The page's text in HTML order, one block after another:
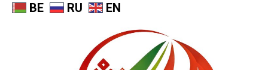
BE RU EN